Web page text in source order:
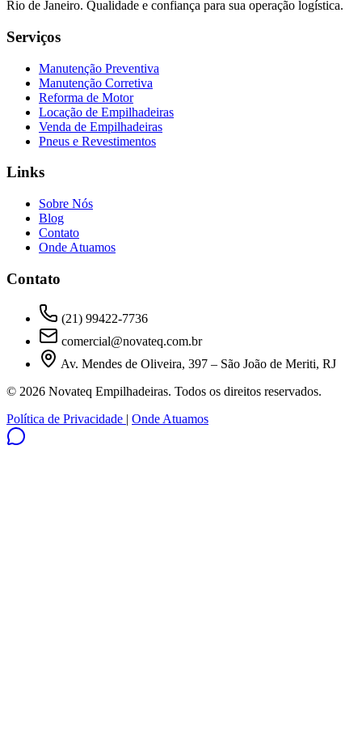
Rio de Janeiro. Qualidade e confiança para sua operação logística.
Serviços
Manutenção Preventiva
Manutenção Corretiva
Reforma de Motor
Locação de Empilhadeiras
Venda de Empilhadeiras
Pneus e Revestimentos
Links
Sobre Nós
Blog
Contato
Onde Atuamos
Contato
(21) 99422-7736
comercial@novateq.com.br
Av. Mendes de Oliveira, 397 – São João de Meriti, RJ
© 2026 Novateq Empilhadeiras. Todos os direitos reservados.
Política de Privacidade | Onde Atuamos